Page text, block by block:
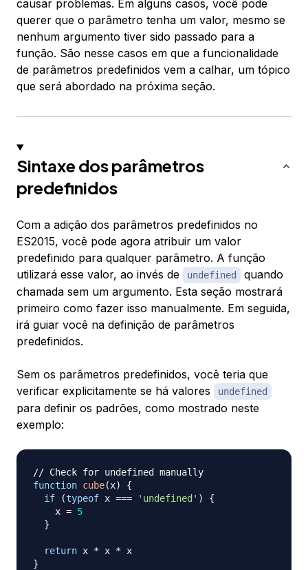
causar problemas. Em alguns casos, você pode
querer que o parâmetro tenha um valor, mesmo se
nenhum argumento tiver sido passado para a
função. São nesse casos em que a funcionalidade
de parâmetros predefinidos vem a calhar, um tópico
que será abordado na próxima seção.
Sintaxe dos parâmetros
predefinidos
Com a adição dos parâmetros predefinidos no
ES2015, você pode agora atribuir um valor
predefinido para qualquer parâmetro. A função
utilizará esse valor, ao invés de
undefined
quando
chamada sem um argumento. Esta seção mostrará
primeiro como fazer isso manualmente. Em seguida,
irá guiar você na definição de parâmetros
predefinidos.
Sem os parâmetros predefinidos, você teria que
verificar explicitamente se há valores
undefined
para definir os padrões, como mostrado neste
exemplo:
// Check for undefined manually
function cube(x)
{
if
(typeof x === 'undefined' )
{
    x
= 5
}
return x * x *
}